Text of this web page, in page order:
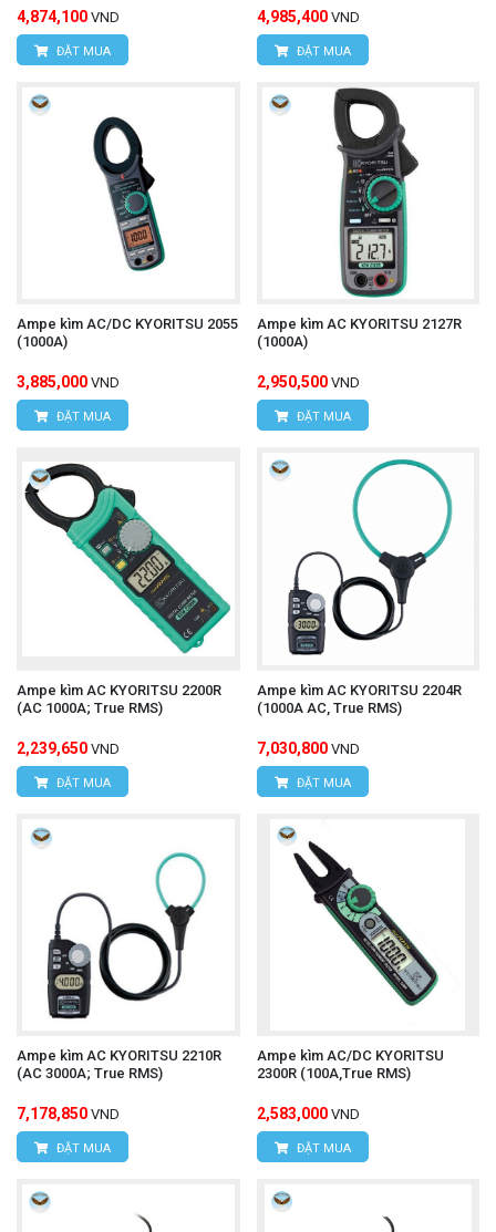
4,874,100 VND
ĐẶT MUA
4,985,400 VND
ĐẶT MUA
Ampe kìm AC/DC KYORITSU 2055
(1000A)
3,885,000 VND
ĐẶT MUA
Ampe kìm AC KYORITSU 2127R
(1000A)
2,950,500 VND
ĐẶT MUA
Ampe kìm AC KYORITSU 2200R
(AC 1000A; True RMS)
2,239,650 VND
ĐẶT MUA
Ampe kìm AC KYORITSU 2204R
(1000A AC, True RMS)
7,030,800 VND
ĐẶT MUA
Ampe kìm AC KYORITSU 2210R
(AC 3000A; True RMS)
7,178,850 VND
ĐẶT MUA
Ampe kìm AC/DC KYORITSU
2300R (100A,True RMS)
2,583,000 VND
ĐẶT MUA